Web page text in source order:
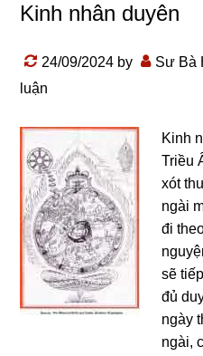
Kinh nhân duyên
24/09/2024 by Sư Bà
luận
Kinh
Triều
xót
ngài
đi
sẽ
đủ
ngày
ngài,